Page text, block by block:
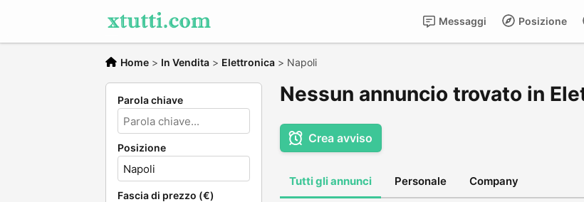
Posizione
Messaggi
Home > In Vendita > Elettronica > Napoli
Parola chiave
Posizione
Fascia di prezzo (€)
Nessun annuncio trovato in
Crea avviso
Tutti gli annunci Personale Company